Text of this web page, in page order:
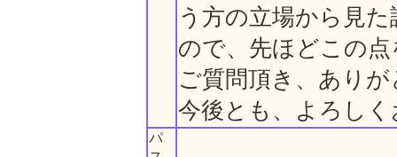
う方の立場から見
ので、先ほどこの
ご質問頂き、あり
今後とも、よろし
パ